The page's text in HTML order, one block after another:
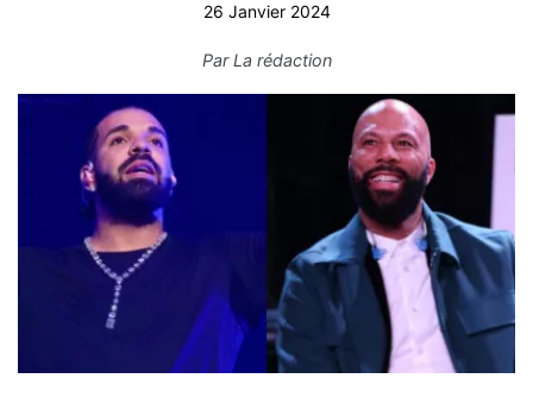
26 Janvier 2024
ParLa rédaction